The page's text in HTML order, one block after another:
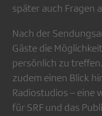
später auch Fragen
Nach der
Gäste die
persönlich zu
zudem einen Blick
Radiostudios – eine
für SRF und das